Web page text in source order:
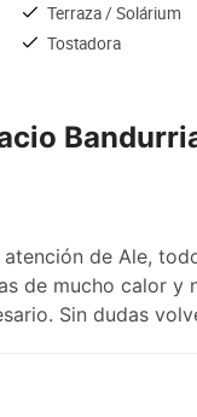
Terraza / Solárium
Tostadora
atención de Ale,
de mucho calor
Sin dudas